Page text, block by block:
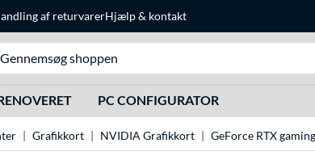
af returvarerHjælp& kontakt
PC CONFIGURATOR
Grafikkort NVIDIA Grafikkort GeForce RTX gaming